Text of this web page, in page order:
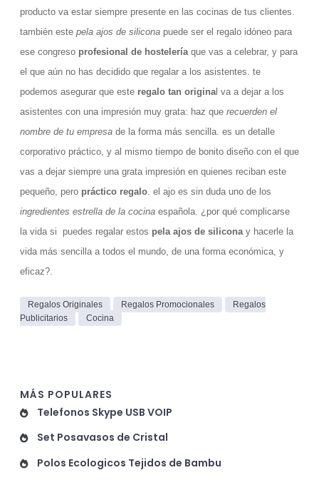
producto va estar siempre presente en las cocinas de tus clientes.
también este pela ajos de silicona puede ser el regalo idóneo para
ese congreso profesional de hostelería que vas a celebrar, y para
el que aún no has decidido que regalar a los asistentes. te
podemos asegurar que este regalo tan origina l va a dejar a los
asistentes con una impresión muy grata: haz que recuerden el
nombre de tu empresa de la forma más sencilla. es un detalle
corporativo práctico, y al mismo tiempo de bonito diseño con el que
vas a dejar siempre una grata impresión en quienes reciban este
pequeño, pero práctico regalo . el ajo es sin duda uno de los
ingredientes estrella de la cocina española. ¿por qué complicarse
la vida si puedes regalar estos pela ajos de silicona y hacerle la
vida más sencilla a todos el mundo, de una forma económica, y
eficaz?.
Regalos Originales Regalos Promocionales
Regalos
Publicitarios
Cocina
MÁS POPULARES
Telefonos Skype USB VOIP
Set Posavasos de Cristal
Polos Ecologicos Tejidos de Bambu